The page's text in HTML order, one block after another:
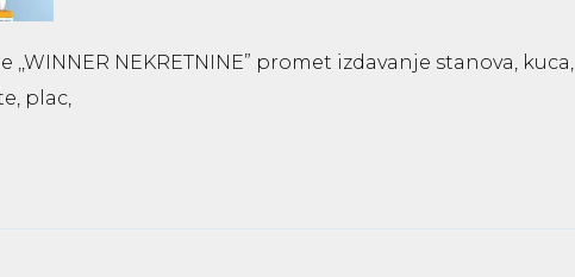
NEKRETNINE” promet izdavanje stanova, kuca,
plac,